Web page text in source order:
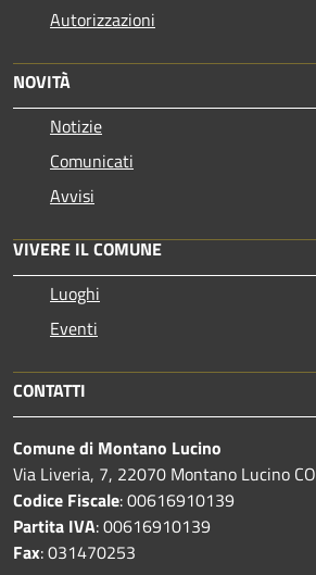
Autorizzazioni
NOVITÀ
Notizie
Comunicati
Avvisi
VIVERE IL COMUNE
Luoghi
Eventi
CONTATTI
Comune di Montano Lucino
Via Liveria, 7, 22070 Montano Lucino CO
Codice Fiscale: 00616910139
Partita IVA: 00616910139
Fax: 031470253